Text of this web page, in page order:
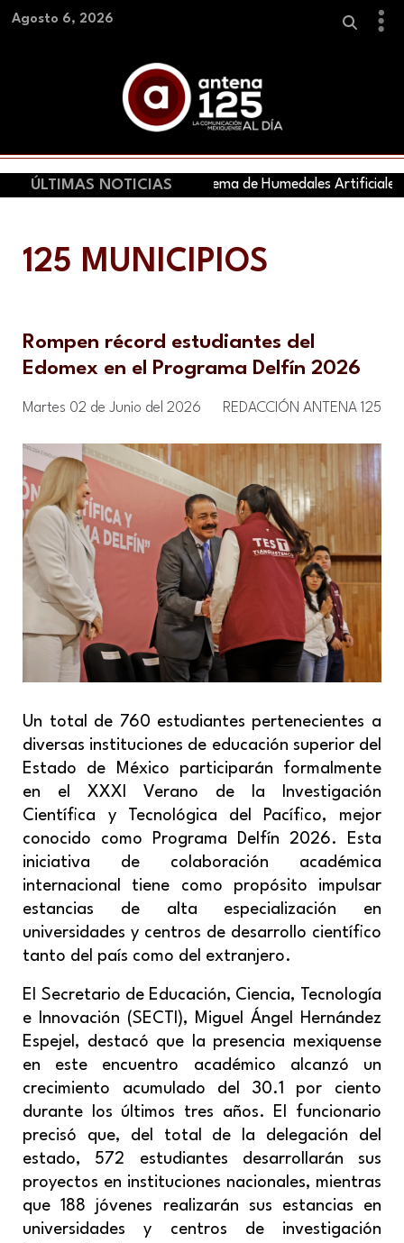
Agosto 6, 2026
ÚLTIMAS NOTICIASInauguran Sistema de Humedales Artificiales en
125 MUNICIPIOS
Rompen récord estudiantes del
Edomex en el Programa Delfín 2026
Martes 02 de Junio del 2026 REDACCIÓN ANTENA 125
Un total de 760 estudiantes pertenecientes a
diversas instituciones de educación superior del
Estado de México participarán formalmente
en el XXXI Verano de la Investigación
Científica y Tecnológica del Pacífico, mejor
conocido como Programa Delfín 2026. Esta
iniciativa de colaboración académica
internacional tiene como propósito impulsar
estancias de alta especialización en
universidades y centros de desarrollo científico
tanto del país como del extranjero.
El Secretario de Educación, Ciencia, Tecnología
e Innovación (SECTI), Miguel Ángel Hernández
Espejel, destacó que la presencia mexiquense
en este encuentro académico alcanzó un
crecimiento acumulado del 30.1 por ciento
durante los últimos tres años. El funcionario
precisó que, del total de la delegación del
estado, 572 estudiantes desarrollarán sus
proyectos en instituciones nacionales, mientras
que 188 jóvenes realizarán sus estancias en
universidades y centros de investigación